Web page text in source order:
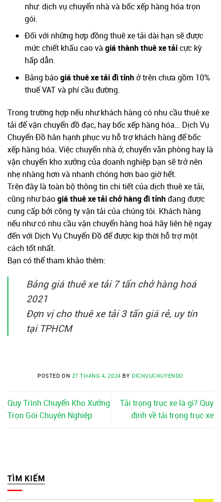
như: dịch vụ chuyển nhà và bốc xếp hàng hóa trọn
gói.
Đối với những hợp đồng thuê xe tải dài hạn sẽ được
mức chiết khấu cao và giá thành thuê xe tảicực kỳ
hấp dẫn.
Bảng báogiá thuê xe tải đi tỉnhở trên chưa gồm 10%
thuế VAT và phí cầu đường.
Trong trường hợp nếu như khách hàng có nhu cầu thuê xe
tải để vận chuyển đồ đạc, hay bốc xếp hàng hóa… Dịch Vụ
Chuyển Đồ hân hạnh phục vụ hỗ trợ khách hàng để bốc
xếp hàng hóa. Việc chuyển nhà ở, chuyển văn phòng hay là
vận chuyển kho xưởng của doanh nghiệp bạn sẽ trở nên
nhẹ nhàng hơn và nhanh chóng hơn bao giờ hết.
Trên đây là toàn bộ thông tin chi tiết của dịch thuê xe tải,
cũng như báogiá thuê xe tải chở hàng đi tỉnhđang được
cung cấp bởi công ty vận tải của chúng tôi. Khách hàng
nếu như có nhu cầu vận chuyển hàng hoá hãy liên hệ ngay
đến với Dịch Vụ Chuyển Đồ để được kịp thời hỗ trợ một
cách tốt nhất.
Bạn có thể tham khảo thêm:
Bảng giá thuê xe tải 7 tấn chở hàng hoá
2021
Đợn vị cho thuê xe tải 3 tấn giá rẻ, uy tín
tại TPHCM
POSTED ON 27 THÁNG 4, 2024 BY DICHVUCHUYENDO
Quy Trình Chuyển Kho Xưởng
Trọn Gói Chuyên Nghiệp
Tải trọng trục xe là gì? Quy
định về tải trọng trục xe
TÌM KIẾM